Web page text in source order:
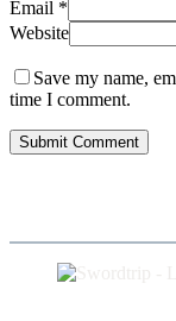
Email *
Website
Save my name,
time I comment.